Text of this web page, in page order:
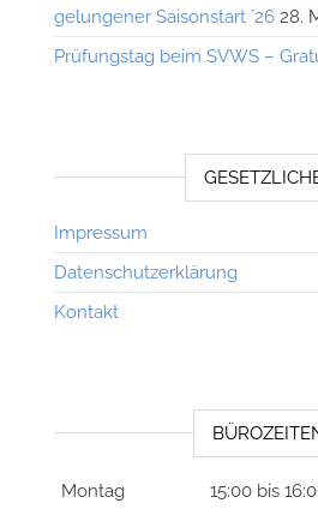
gelungener Saisonstart ´26 28.
Prüfungstag beim SVWS –
Impressum
Datenschutzerklärung
Kontakt
Montag
15:00 bis